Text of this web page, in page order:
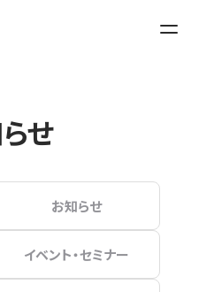
せ
お知らせ
イベント・セミナー